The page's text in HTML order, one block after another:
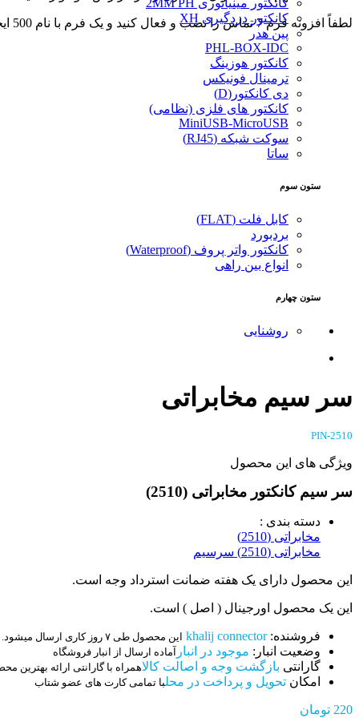
کانکتور دزدگیری XH
پین هدر
PHL-BOX-IDC
کانکتور هوزینگ
ترمینال فونیکس
دی کانکتور(D)
کانکتور های فلزی (نظامی)
MiniUSB-MicroUSB
سوکت شبکه (RJ45)
ساتا
ستون سوم
کابل فلت (FLAT)
بردبورد
کانکتور واتر پروف (Waterproof)
انواع بین راهی
ستون چهارم
روشنایی
لطفاً افزونه فرم 7 تماس را نصب و فعال کنید و یک فرم با نام 500 ایجاد کنید.
سر سیم مخابراتی
2510-PIN
ویژگی های این محصول
سر سیم کانکتور مخابراتی (2510)
دسته بندی :
مخابراتی (2510)
مخابراتی (2510) سرسیم
این محصول دارای یک هفته ضمانت استرداد وجه است.
این یک محصول اورجینال ( اصل ) است.
فروشنده:khalij connector این محصول طی ۷ روز کاری ارسال میشود.
وضعیت انبار: موجود در انبار آماده ارسال از انبار فروشگاه
گارانتی بازگشت وجه و اصالت کالاهمراه با گارانتی ارائه بهترین
امکان تحویل و پرداخت در محلبا تمامی کارت های عضو شتاب
220 تومان